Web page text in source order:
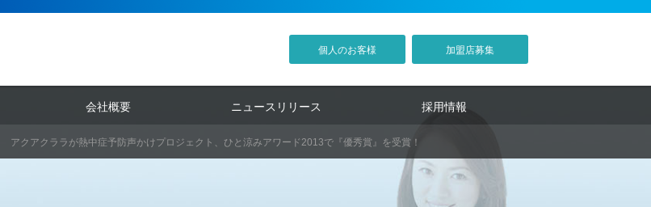
個人のお客様 加盟店募集
会社概要 ニュースリリース 採用情報
アクアクララが熱中症予防声かけプロジェクト、ひと涼みアワード2013で『優秀賞』を受賞！